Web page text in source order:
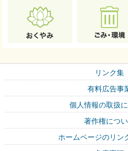
リンク集
有料広告事
個人情報の取扱
著作権につ
ホームページのリン